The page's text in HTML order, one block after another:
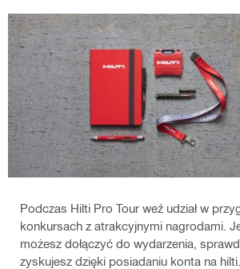
Podczas Hilti Pro Tour weź udział w
konkursach z atrakcyjnymi nagrodami.
możesz dołączyć do wydarzenia,
zyskujesz dzięki posiadaniu konta na